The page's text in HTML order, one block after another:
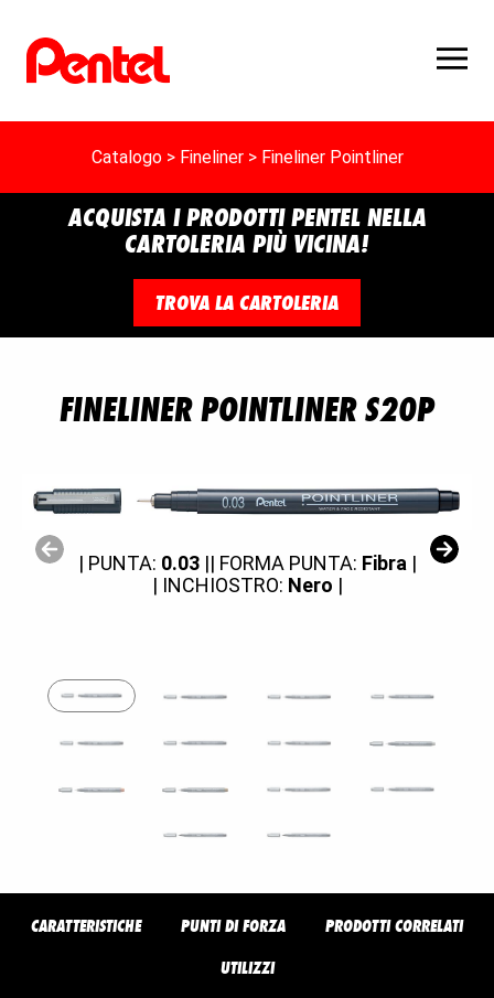
Catalogo> Fineliner> Fineliner Pointliner
ACQUISTA I PRODOTTI PENTEL NELLA
CARTOLERIA PIÙ VICINA!
TROVA LA CARTOLERIA
FINELINER POINTLINER S20P
| PUNTA: 0.03|| FORMA PUNTA: Fibra|
| INCHIOSTRO: Nero |
CARATTERISTICHE PUNTI DI FORZA
PRODOTTI CORRELATI
UTILIZZI